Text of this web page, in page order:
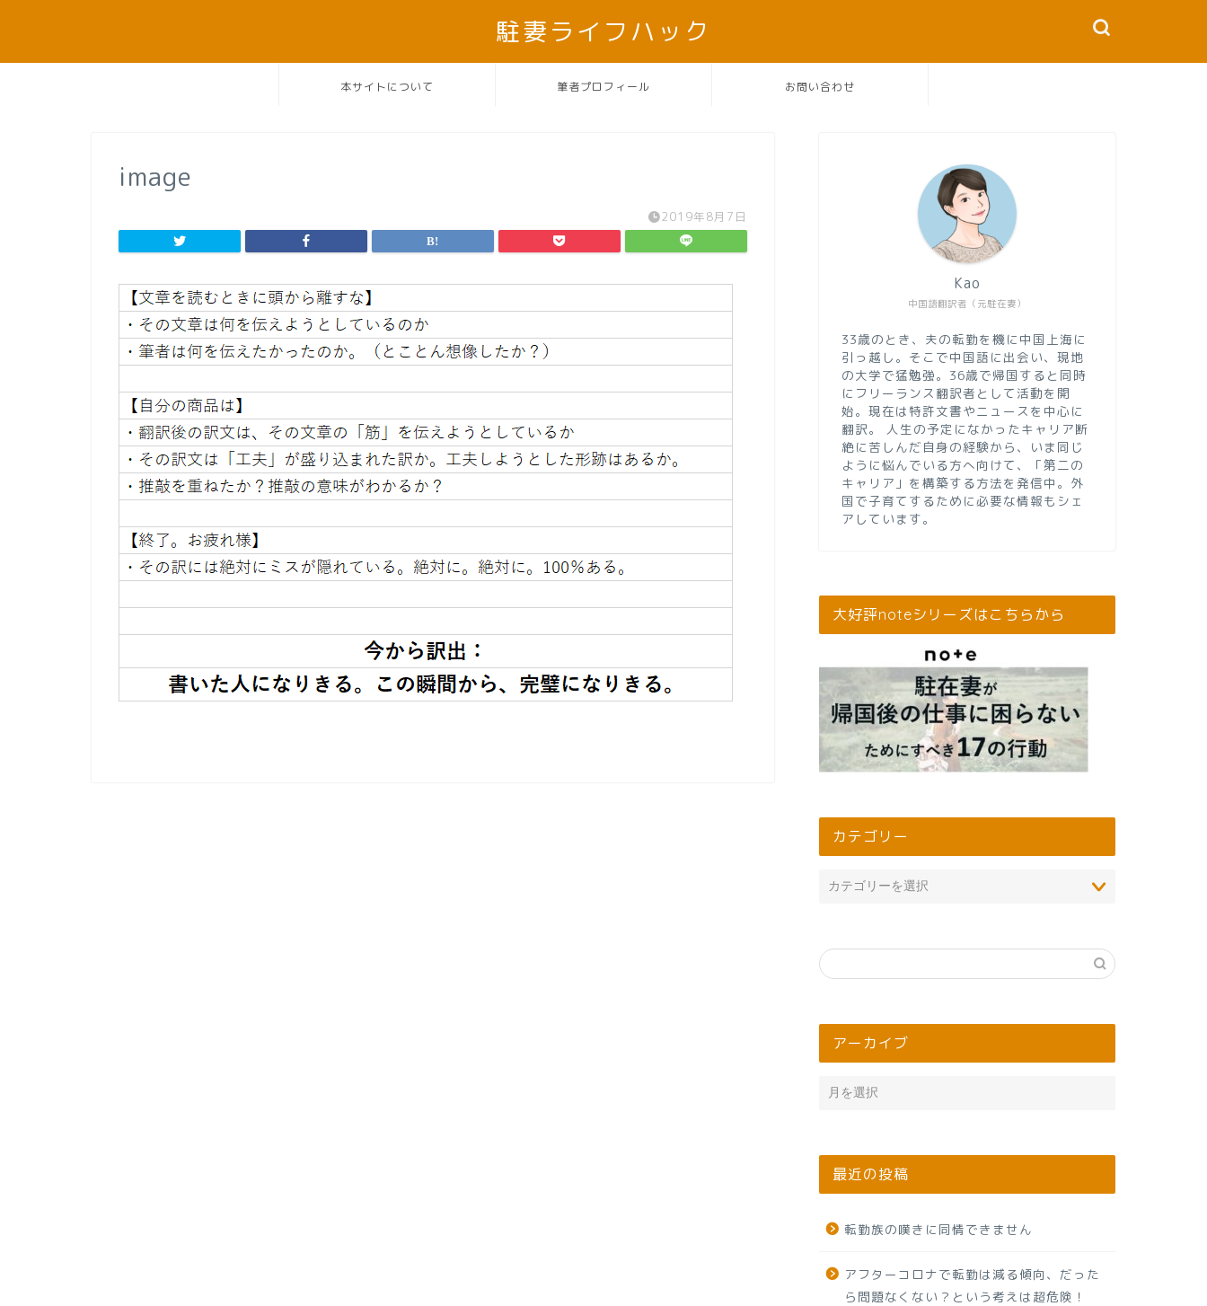
駐妻ライフハック
本サイトについて 筆者プロフィール お問い合わせ
image
2019年8月7日
中国語翻訳者（元駐在妻）
Kao
33歳のとき、夫の転勤を機に中国上海に
引っ越し。そこで中国語に出会い、現地
の大学で猛勉強。36歳で帰国すると同時
にフリーランス翻訳者として活動を開
始。現在は特許文書やニュースを中心に
翻訳。 人生の予定になかったキャリア断
絶に苦しんだ自身の経験から、いま同じ
ように悩んでいる方へ向けて、「第二の
キャリア」を構築する方法を発信中。外
国で子育てするために必要な情報もシェ
アしています。
大好評noteシリーズはこちらから
カテゴリー
アーカイブ
最近の投稿
転勤族の嘆きに同情できません
アフターコロナで転勤は減る傾向、だった
ら問題なくない？という考えは超危険！